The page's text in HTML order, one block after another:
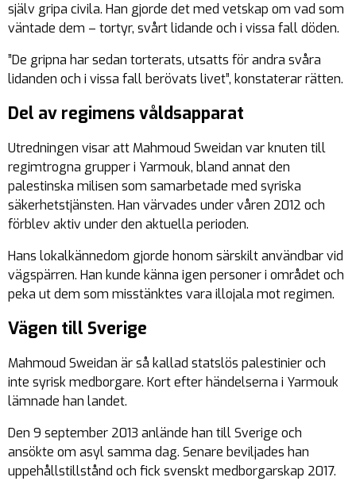
själv gripa civila. Han gjorde det med vetskap om vad som
väntade dem – tortyr, svårt lidande och i vissa fall döden.
”De gripna har sedan torterats, utsatts för andra svåra
lidanden och i vissa fall berövats livet”, konstaterar rätten.
Del av regimens våldsapparat
Utredningen visar att Mahmoud Sweidan var knuten till
regimtrogna grupper i Yarmouk, bland annat den
palestinska milisen som samarbetade med syriska
säkerhetstjänsten. Han värvades under våren 2012 och
förblev aktiv under den aktuella perioden.
Hans lokalkännedom gjorde honom särskilt användbar vid
vägspärren. Han kunde känna igen personer i området och
peka ut dem som misstänktes vara illojala mot regimen.
Vägen till Sverige
Mahmoud Sweidan är så kallad statslös palestinier och
inte syrisk medborgare. Kort efter händelserna i Yarmouk
lämnade han landet.
Den 9 september 2013 anlände han till Sverige och
ansökte om asyl samma dag. Senare beviljades han
uppehållstillstånd och fick svenskt medborgarskap 2017.